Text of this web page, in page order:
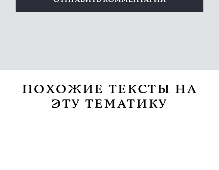
ПОХОЖИЕ ТЕКСТЫ НА
ЭТУ ТЕМАТИКУ